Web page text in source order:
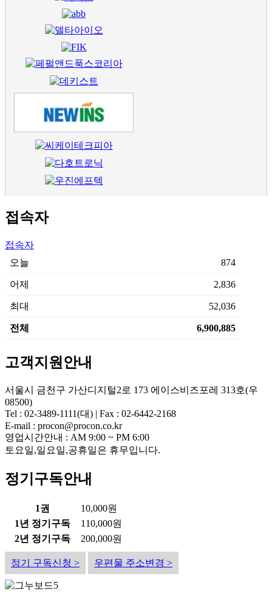
접속자
접속자
오늘
874
어제 2,836
최대 52,036
전체 6,900,885
고객지원안내
서울시 금천구 가산디지털2로 173 에이스비즈포레 313호(우
08500)
Tel : 02-3489-1111(대) | Fax : 02-6442-2168
E-mail : procon@procon.co.kr
영업시간안내 : AM 9:00 ~ PM 6:00
토요일,일요일,공휴일은 휴무입니다.
정기구독안내
1권
10,000원
1년 정기구독
110,000원
2년 정기구독
200,000원
정기 구독신청 > 우편물 주소변경 >